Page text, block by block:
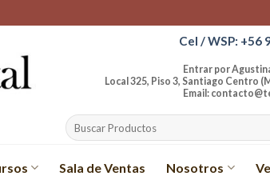
Cel / WSP: +56
Entrar por Agustinas 972 o
Local 325, Piso 3, Santiago Centro
Email:
Buscar
por:
Sala de Ventas Nosotros